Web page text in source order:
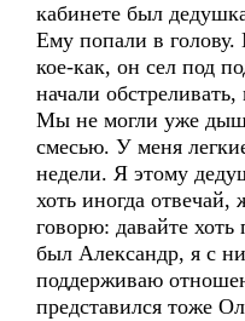
кабинете был
Ему попали в
кое-как, он сел под
начали
Мы не могли уже
смесью. У меня
недели. Я этому
хоть иногда
говорю: давайте
был Александр, я с
поддерживаю
представился тоже